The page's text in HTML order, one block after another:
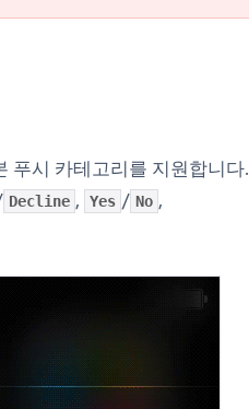
푸시 카테고리를 지원합니다.
Decline , Yes / No ,